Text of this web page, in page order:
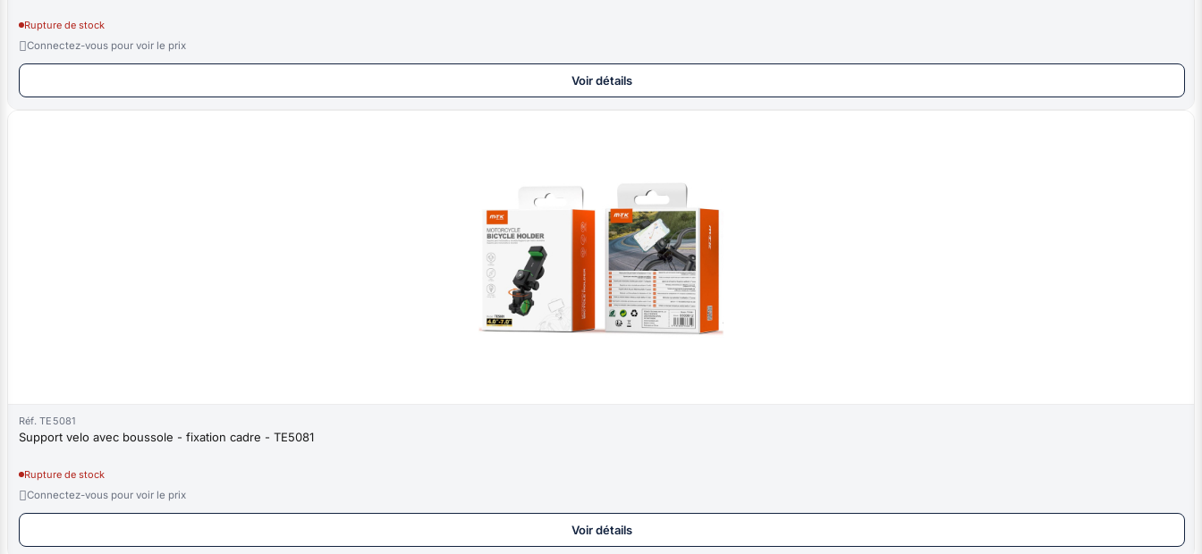
Rupture de stock
Connectez-vous pour voir le prix
Voir détails
Réf. TE5081
Support velo avec boussole - fixation cadre - TE5081
Rupture de stock
Connectez-vous pour voir le prix
Voir détails